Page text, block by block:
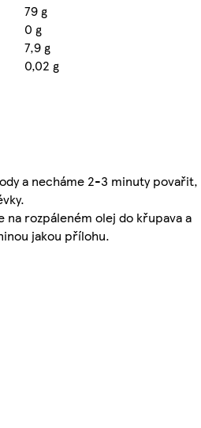
79 g
0 g
7,9 g
0,02 g
a necháme 2-3 minuty povařit,
na rozpáleném olej do křupava a
jakou přílohu.